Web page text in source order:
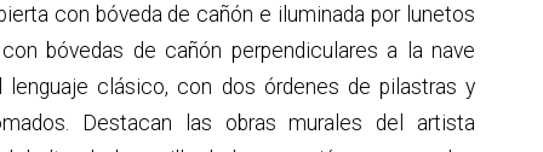
con bóveda de cañón e iluminada por lunetos
bóvedas de cañón perpendiculares a la nave
clásico, con dos órdenes de pilastras y
Destacan las obras murales del artista